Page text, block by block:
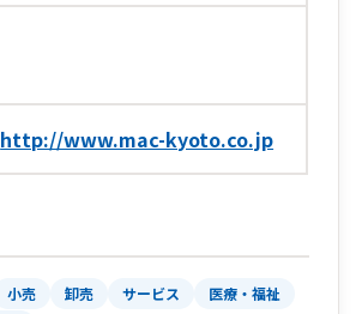
http://www.mac-kyoto.co.jp
小売 卸売 サービス
医療・福祉